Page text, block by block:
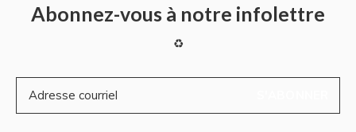
Abonnez-vous à notre infolettre
♻